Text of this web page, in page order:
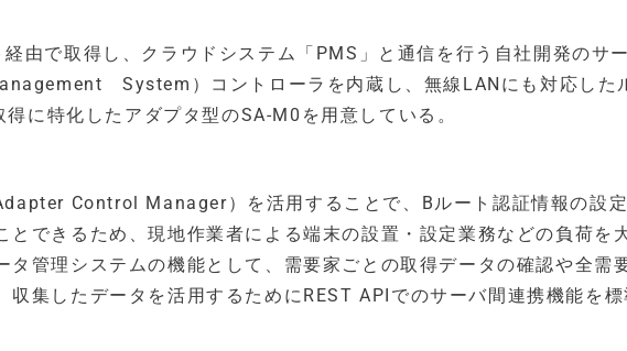
由で取得し、クラウドシステム「PMS」と通信を行う自社開発のサ
System）コントローラを内蔵し、無線LANにも対応した
に特化したアダプタ型のSA-M0を用意している。
Control Manager）を活用することで、Bルート認証情報の設
できるため、現地作業者による端末の設置・設定業務などの負荷を
タ管理システムの機能として、需要家ごとの取得データの確認や全需
収集したデータを活用するためにREST APIでのサーバ間連携機能を標